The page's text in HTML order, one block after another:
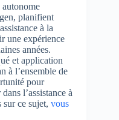
autonome
planifient
à la
une expérience
années.
et application
à l’ensemble de
pour
l’assistance à
ce sujet, vous